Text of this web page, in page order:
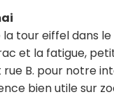
tour eiffel dans
et la fatigue,
B. pour notre
bien utile sur